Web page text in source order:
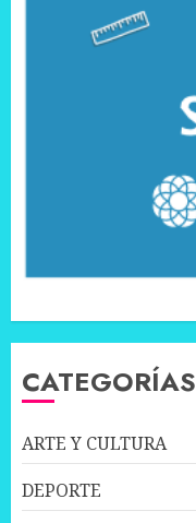
CATEGORÍAS
ARTE Y CULTURA
DEPORTE